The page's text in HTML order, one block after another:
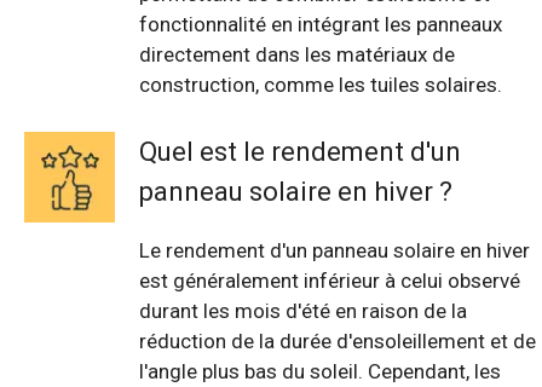
fonctionnalité en intégrant les panneaux
directement dans les matériaux de
construction, comme les tuiles solaires.
Quel est le rendement d'un
panneau solaire en hiver ?
Le rendement d'un panneau solaire en hiver
est généralement inférieur à celui observé
durant les mois d'été en raison de la
réduction de la durée d'ensoleillement et de
l'angle plus bas du soleil. Cependant, les